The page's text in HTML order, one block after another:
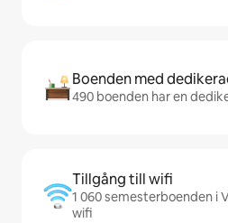
Boenden med
490 boenden har en
Tillgång till wifi
1 060 semesterboenden i
wifi